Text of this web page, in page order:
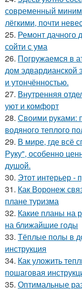
современный
лёгкими, почти
25. Ремонт дачного
сойти с ума
26. Погружаемся в
дом
и утончённостью.
27. Внутренняя
уют и комфорт
28. Своими руками:
водяного теплого
29. В мире, где всё
Руку", особенно
душой.
30. Этот интерьер
31. Как Воронеж
плане туризма
32. Какие планы на
на ближайшие годы
33. Тёплые полы в
инструкция
34. Как уложить
пошаговая
35. Оптимальные